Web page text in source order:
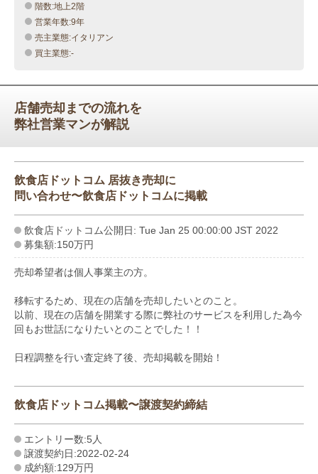
階数:地上2階
営業年数:9年
売主業態:イタリアン
買主業態:-
店舗売却までの流れを
弊社営業マンが解説
飲食店ドットコム 居抜き売却に
問い合わせ〜飲食店ドットコムに掲載
飲食店ドットコム公開日: Tue Jan 25 00:00:00 JST 2022
募集額:150万円
売却希望者は個人事業主の方。
移転するため、現在の店舗を売却したいとのこと。
以前、現在の店舗を開業する際に弊社のサービスを利用した為今
回もお世話になりたいとのことでした！！
日程調整を行い査定終了後、売却掲載を開始！
飲食店ドットコム掲載〜譲渡契約締結
エントリー数:5人
譲渡契約日:2022-02-24
成約額:129万円